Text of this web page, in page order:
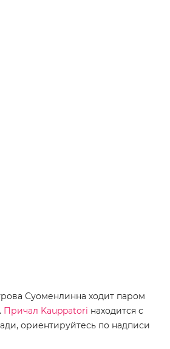
Суоменлинна ходит паром
Причал Kauppatori находится с
ориентируйтесь по надписи